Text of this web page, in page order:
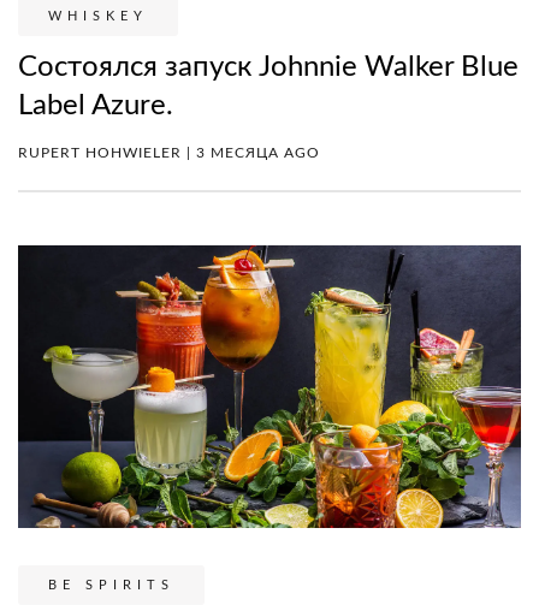
WHISKEY
Состоялся запуск Johnnie Walker Blue
Label Azure.
RUPERT HOHWIELER | 3 МЕСЯЦА AGO
BE SPIRITS